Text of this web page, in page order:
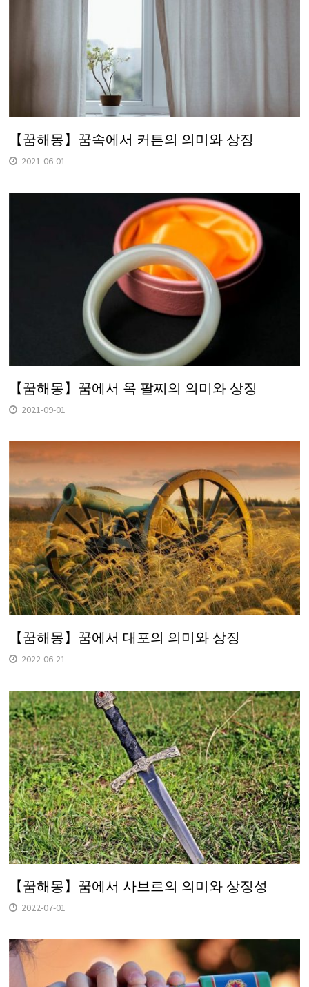
【꿈해몽】꿈속에서 커튼의 의미와 상징
2021-06-01
【꿈해몽】꿈에서 옥 팔찌의 의미와 상징
2021-09-01
【꿈해몽】꿈에서 대포의 의미와 상징
2022-06-21
【꿈해몽】꿈에서 사브르의 의미와 상징성
2022-07-01